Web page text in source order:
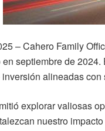
– Cahero Family
septiembre de
alineadas
explorar valiosas
nuestro